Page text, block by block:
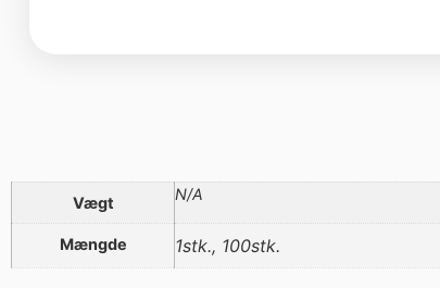
Vægt N/A
Mængde 1stk., 100stk.